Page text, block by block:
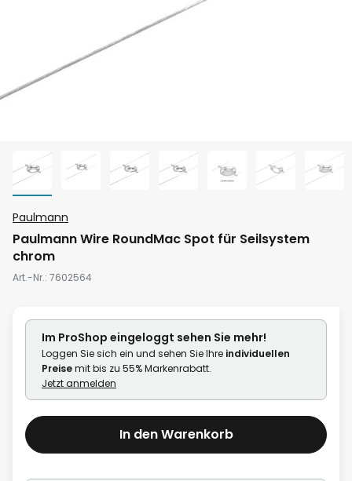
Anfang
der
springen
Paulmann
Paulmann Wire RoundMac Spot für Seilsystem
chrom
Art.-Nr. 7602564
Im ProShop eingeloggt sehen Sie mehr!
Loggen Sie sich ein und sehen Sie Ihre individuellen
Preisemit bis zu 55% Markenrabatt.
Jetzt anmelden
In den Warenkorb